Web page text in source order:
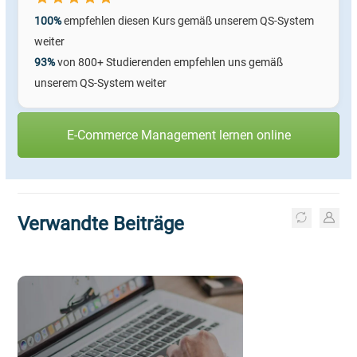
100%empfehlen diesen Kurs gemäß unserem QS-System
weiter
93%von 800+ Studierenden empfehlen unsgemäß
unserem QS-Systemweiter
E-Commerce Management lernen online
Verwandte Beiträge